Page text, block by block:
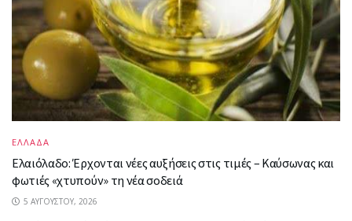
ΕΛΛΑΔΑ
Ελαιόλαδο: Έρχονται νέες αυξήσεις στις τιμές – Καύσωνας και
φωτιές «χτυπούν» τη νέα σοδειά
5 ΑΥΓΟΎΣΤΟΥ, 2026